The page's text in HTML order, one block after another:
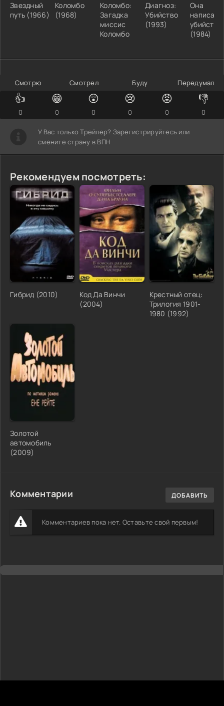
Звездный
путь (1966)
Коломбо
(1968)
Коломбо:
Загадка
миссис
Коломбо
Диагноз:
Убийство
(1993)
Она
написала
убийство
(1984)
Смотрю Смотрел Буду Передумал
👍
0
😁
0
😲
0
😢
0
😡
0
👎
0
У Вас только Трейлер? Зарегистрируйтесь или
смените страну в ВПН
Рекомендуем посмотреть:
Гибрид (2010)
Код Да Винчи
(2004)
Крестный отец:
Трилогия 1901-
1980 (1992)
Золотой
автомобиль
(2009)
Комментарии ДОБАВИТЬ
Комментариев пока нет. Оставьте свой первым!